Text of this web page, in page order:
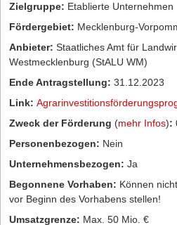
Zielgruppe: Etablierte Unternehmen
Fördergebiet: Mecklenburg-
Anbieter: Staatliches Amt für
Westmecklenburg (StALU WM)
Ende Antragstellung: 31.12.2023
Link:
Zweck der Förderung (mehr Infos):
Personenbezogen: Nein
Unternehmensbezogen: Ja
Begonnene Vorhaben: Können
vor Beginn des Vorhabens stellen!
Umsatzgrenze: Max. 50 Mio. €